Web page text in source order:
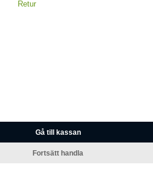
Retur
Gå till kassan
Fortsätt handla